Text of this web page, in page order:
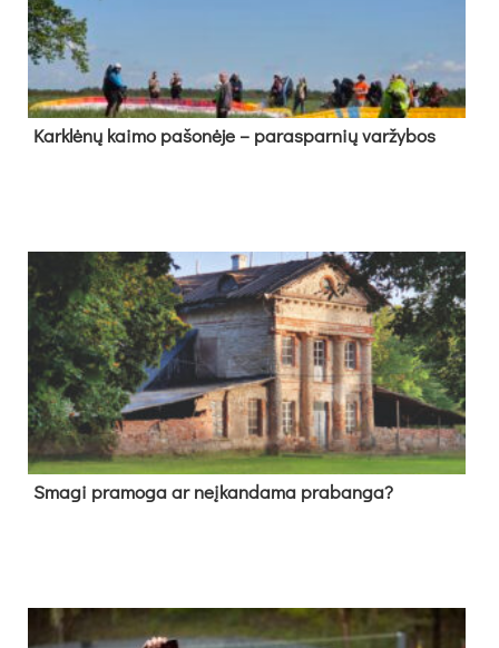
Kark­lė­nų kai­mo pa­šo­nė­je – pa­ras­par­nių var­žy­bos
Sma­gi pra­mo­ga ar neį­kan­da­ma pra­ban­ga?